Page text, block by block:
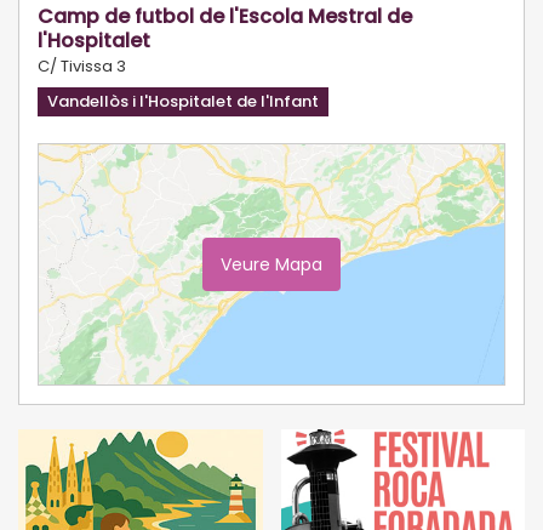
Camp de futbol de l'Escola Mestral de
l'Hospitalet
C/ Tivissa 3
Vandellòs i l'Hospitalet de l'Infant
Veure Mapa